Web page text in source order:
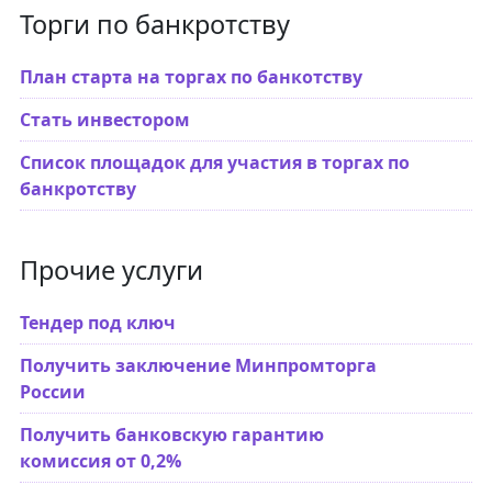
Торги по банкротству
План старта на торгах по банкотству
Стать инвестором
Список площадок для участия в торгах по
банкротству
Прочие услуги
Тендер под ключ
Получить заключение Минпромторга
России
Получить банковскую гарантию
комиссия от 0,2%